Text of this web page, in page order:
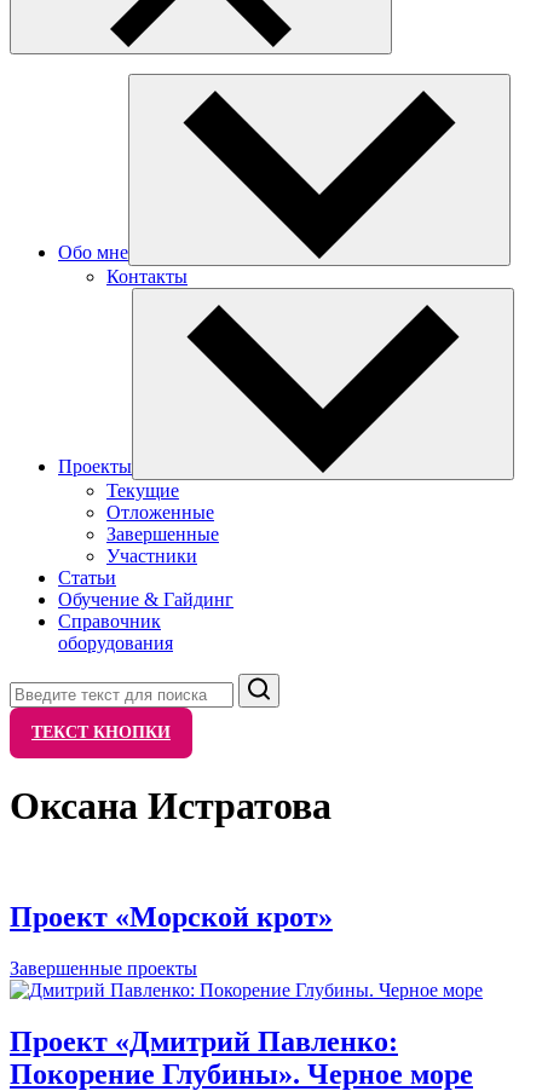
Обо мне
Контакты
Проекты
Текущие
Отложенные
Завершенные
Участники
Статьи
Обучение & Гайдинг
Справочник
оборудования
Поиск
ТЕКСТ КНОПКИ
Оксана Истратова
Проект «Морской крот»
Завершенные проекты
Проект «Дмитрий Павленко:
Покорение Глубины». Черное море